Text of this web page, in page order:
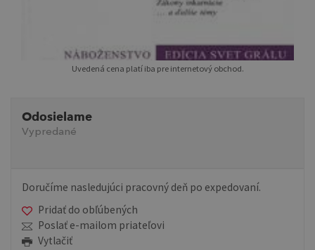
Uvedená cena platí iba pre internetový obchod.
Odosielame
Vypredané
Doručíme nasledujúci pracovný deň po expedovaní.
Pridať do obľúbených
Poslať e-mailom priateľovi
Vytlačiť